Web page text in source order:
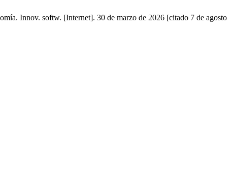
Innov. softw. [Internet]. 30 de marzo de 2026 [citado 7 de agosto